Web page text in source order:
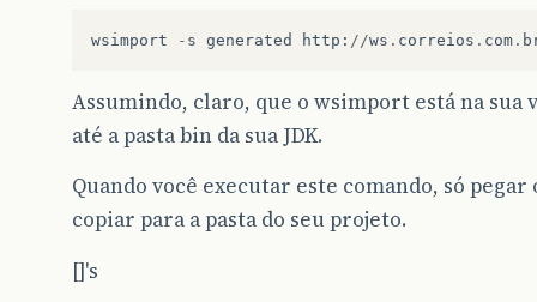
wsimport - s generated http : //ws . correios . com .
Assumindo, claro, que o wsimport está na sua
até a pasta bin da sua JDK.
Quando você executar este comando, só
copiar para a pasta do seu projeto.
[]'s